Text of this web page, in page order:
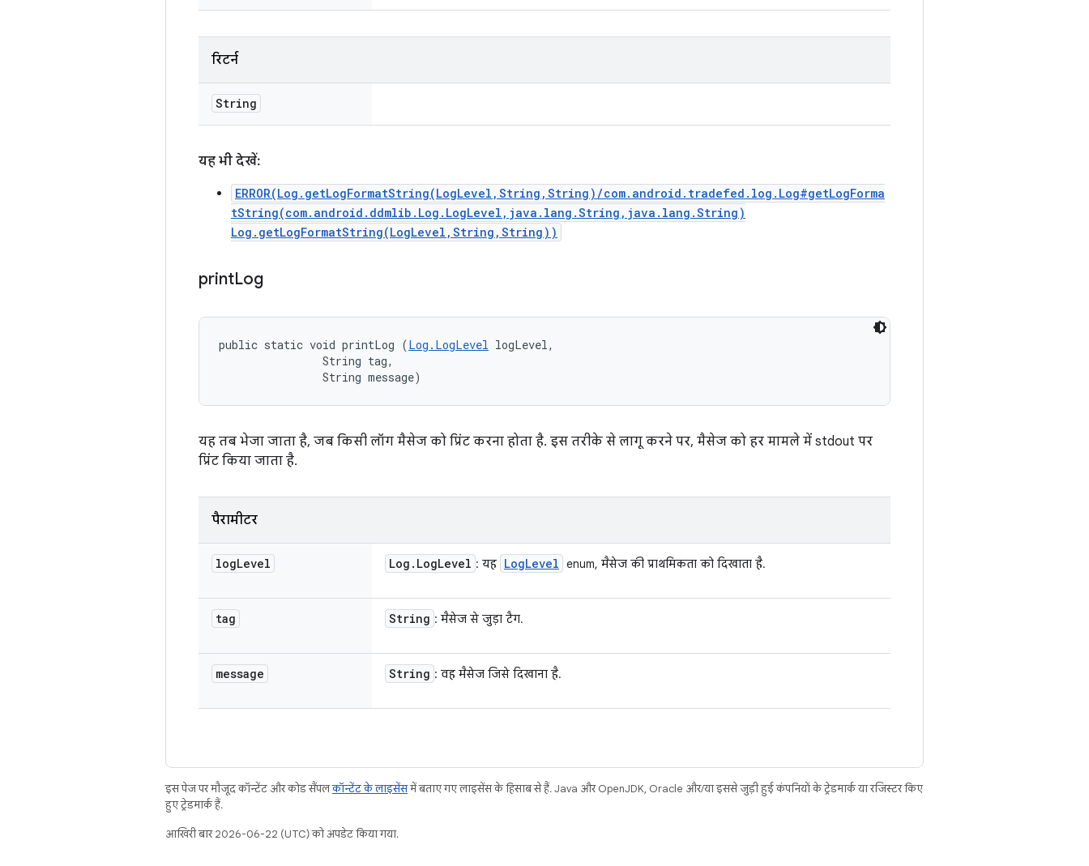
रिटर्न
String
यह भी देखें:
ERROR(Log.getLogFormatString(LogLevel,String,String)/com.android.tradefed.log.Log#getLogForma
tString(com.android.ddmlib.Log.LogLevel,java.lang.String,java.lang.String)
Log.getLogFormatString(LogLevel,String,String))
printLog
public static void printLog (Log.LogLevel logLevel,
                String tag,
                String message)
यह तब भेजा जाता है, जब किसी लॉग मैसेज को प्रिंट करना होता है. इस तरीके से लागू करने पर, मैसेज को हर मामले में stdout पर
प्रिंट किया जाता है.
पैरामीटर
logLevel Log . LogLevel : यह LogLevel enum, मैसेज की प्राथमिकता को दिखाता है.
tag String : मैसेज से जुड़ा टैग.
message String : वह मैसेज जिसे दिखाना है.
इस पेज पर मौजूद कॉन्टेंट और कोड सैंपलकॉन्टेंट के लाइसेंसमें बताए गए लाइसेंस के हिसाब से हैं. Java और OpenJDK, Oracle और/या इससे जुड़ी हुई कंपनियों के ट्रेडमार्क या रजिस्टर किए
हुए ट्रेडमार्क हैं.
आखिरी बार 2026-06-22 (UTC) को अपडेट किया गया.